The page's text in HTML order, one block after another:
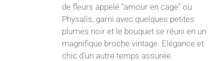
de fleurs appelé "amour en cage" ou
Physalis, garni avec quelques petites
plumes noir et le bouquet se réuni en un
magnifique broche vintage. Elégance et
chic d'un autre temps assurée.